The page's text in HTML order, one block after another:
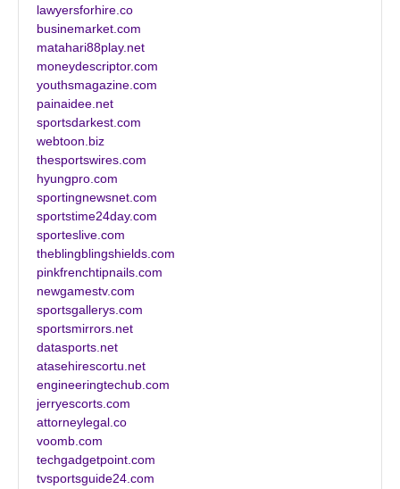
lawyersforhire.co
businemarket.com
matahari88play.net
moneydescriptor.com
youthsmagazine.com
painaidee.net
sportsdarkest.com
webtoon.biz
thesportswires.com
hyungpro.com
sportingnewsnet.com
sportstime24day.com
sporteslive.com
theblingblingshields.com
pinkfrenchtipnails.com
newgamestv.com
sportsgallerys.com
sportsmirrors.net
datasports.net
atasehirescortu.net
engineeringtechub.com
jerryescorts.com
attorneylegal.co
voomb.com
techgadgetpoint.com
tvsportsguide24.com